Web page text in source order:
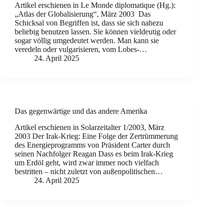
Artikel erschienen in Le Monde diplomatique (Hg.):
„Atlas der Globalisierung“, März 2003 Das
Schicksal von Begriffen ist, dass sie sich nahezu
beliebig benutzen lassen. Sie können vieldeutig oder
sogar völlig umgedeutet werden. Man kann sie
veredeln oder vulgarisieren, vom Lobes-…
24. April 2025
Das gegenwärtige und das andere Amerika
Artikel erschienen in Solarzeitalter 1/2003, März
2003 Der Irak-Krieg: Eine Folge der Zertrümmerung
des Energieprogramms von Präsident Carter durch
seinen Nachfolger Reagan Dass es beim Irak-Krieg
um Erdöl geht, wird zwar immer noch vielfach
bestritten – nicht zuletzt von außenpolitischen…
24. April 2025